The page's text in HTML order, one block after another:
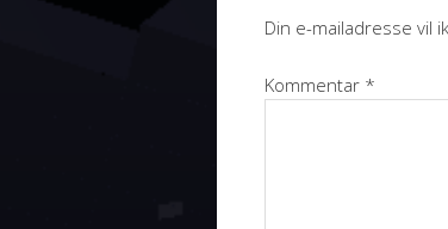
Din e-mailadresse vil
Kommentar *